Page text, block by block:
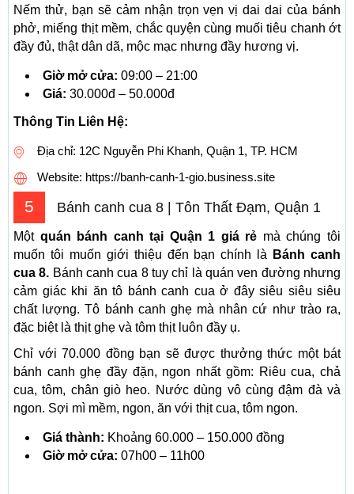
Nếm thử, bạn sẽ cảm nhận trọn vẹn vị dai dai của bánh
phở, miếng thịt mềm, chắc quyện cùng muối tiêu chanh ớt
đầy đủ, thật dân dã, mộc mạc nhưng đầy hương vị.
Giờ mở cửa: 09:00 – 21:00
Giá: 30.000đ – 50.000đ
Thông Tin Liên Hệ:
Địa chỉ: 12C Nguyễn Phi Khanh, Quận 1, TP. HCM
Website: https://banh-canh-1-gio.business.site
5 Bánh canh cua 8 | Tôn Thất Đạm, Quận 1
Một quán bánh canh tại Quận 1 giá rẻ mà chúng tôi
muốn tôi muốn giới thiệu đến bạn chính là Bánh canh
cua 8. Bánh canh cua 8 tuy chỉ là quán ven đường nhưng
cảm giác khi ăn tô bánh canh cua ở đây siêu siêu siêu
chất lượng. Tô bánh canh ghẹ mà nhân cứ như trào ra,
đặc biệt là thịt ghẹ và tôm thịt luôn đầy ụ.
Chỉ với 70.000 đồng bạn sẽ được thưởng thức một bát
bánh canh ghẹ đầy đặn, ngon nhất gồm: Riêu cua, chả
cua, tôm, chân giò heo. Nước dùng vô cùng đậm đà và
ngon. Sợi mì mềm, ngon, ăn với thịt cua, tôm ngon.
Giá thành: Khoảng 60.000 – 150.000 đồng
Giờ mở cửa: 07h00 – 11h00